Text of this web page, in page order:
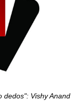
dedos": Vishy Anand